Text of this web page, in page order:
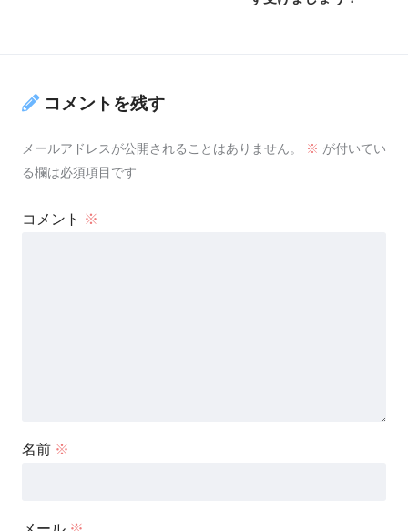
コメントを残す
メールアドレスが公開されることはありません。 ※ が付いてい
る欄は必須項目です
コメント ※
名前 ※